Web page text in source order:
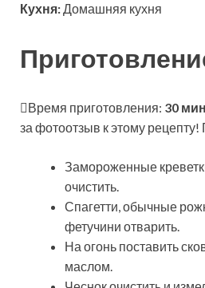
Кухня:Домашняя кухня
Время приготовления: 30
за фотоотзыв к этому
Замороженные
очистить.
Спагетти, обычные
фетучини отварить.
На огонь поставить
маслом.